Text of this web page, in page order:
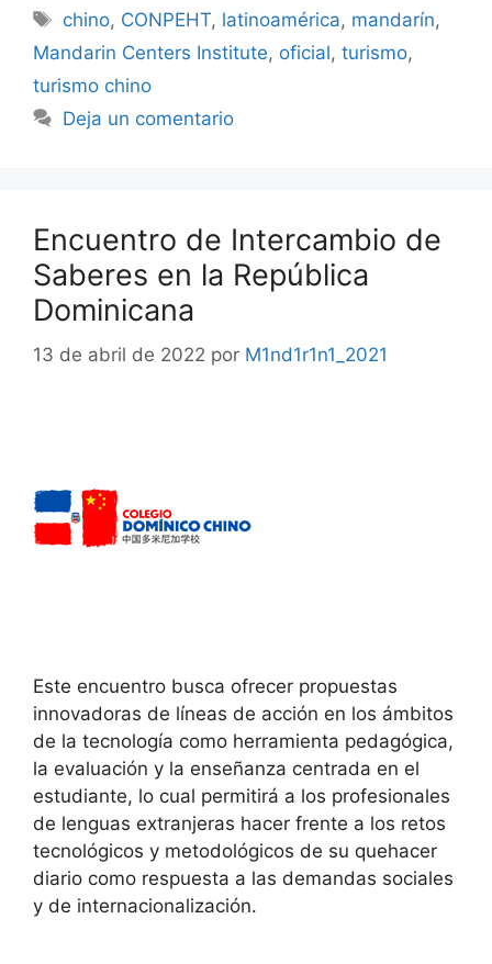
chino, CONPEHT, latinoamérica, mandarín,
Mandarin Centers Institute, oficial, turismo,
turismo chino
Deja un comentario
Encuentro de Intercambio de
Saberes en la República
Dominicana
13 de abril de 2022 por M1nd1r1n1_2021
Este encuentro busca ofrecer propuestas
innovadoras de líneas de acción en los ámbitos
de la tecnología como herramienta pedagógica,
la evaluación y la enseñanza centrada en el
estudiante, lo cual permitirá a los profesionales
de lenguas extranjeras hacer frente a los retos
tecnológicos y metodológicos de su quehacer
diario como respuesta a las demandas sociales
y de internacionalización.